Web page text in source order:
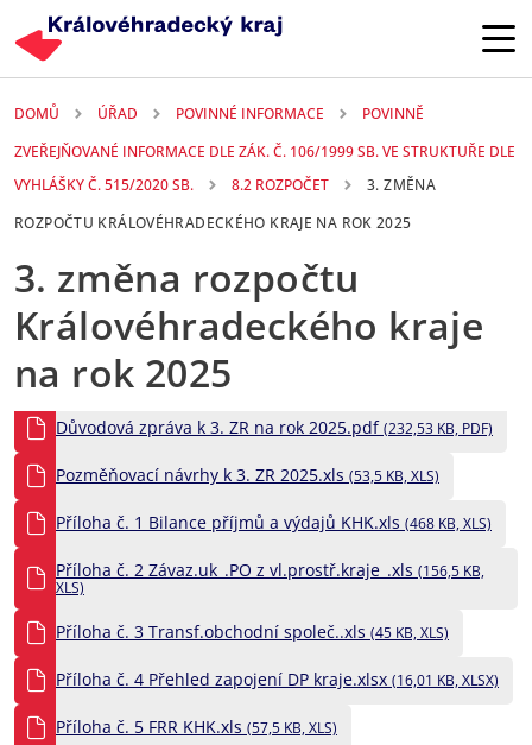
DOMŮ ÚŘAD POVINNÉ INFORMACE
POVINNĚ
ZVEŘEJŇOVANÉ INFORMACE DLE ZÁK. Č. 106/1999 SB. VE STRUKTUŘE DLE
VYHLÁŠKY Č. 515/2020 SB.
8.2 ROZPOČET
3. ZMĚNA
ROZPOČTU KRÁLOVÉHRADECKÉHO KRAJE NA ROK 2025
3. změna rozpočtu
Královéhradeckého kraje
na rok 2025
Důvodová zpráva k 3. ZR na rok 2025.pdf (232,53 KB, PDF)
Pozměňovací návrhy k 3. ZR 2025.xls (53,5 KB, XLS)
Příloha č. 1 Bilance příjmů a výdajů KHK.xls (468 KB, XLS)
Příloha č. 2 Závaz.uk_.PO z vl.prostř.kraje_.xls (156,5 KB,
XLS)
Příloha č. 3 Transf.obchodní společ..xls (45 KB, XLS)
Příloha č. 4 Přehled zapojení DP kraje.xlsx (16,01 KB, XLSX)
Příloha č. 5 FRR KHK.xls (57,5 KB, XLS)